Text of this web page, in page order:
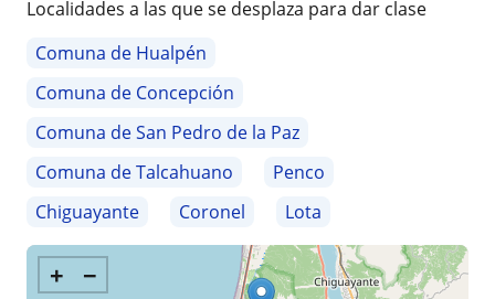
Localidades a las que se desplaza para dar clase
Comuna de Hualpén
Comuna de Concepción
Comuna de San Pedro de la Paz
Comuna de Talcahuano
Penco
Chiguayante
Coronel Lota
+ −